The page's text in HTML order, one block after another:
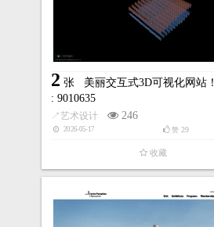
2 张 美丽交互式3D可视化网站！
: 9010635
↗艺术设计 246
2026-05-17 赞29
收藏